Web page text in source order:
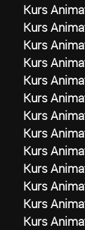
Kurs
Kurs
Kurs
Kurs
Kurs
Kurs
Kurs
Kurs
Kurs
Kurs
Kurs
Kurs
Kurs